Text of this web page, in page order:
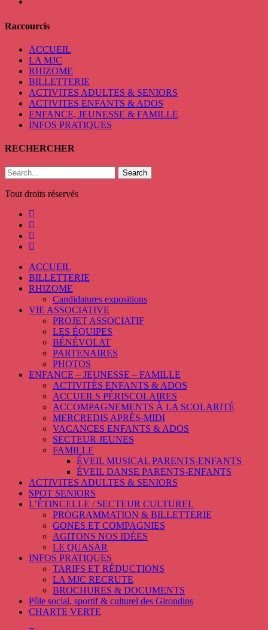
Raccourcis
ACCUEIL
LA MJC
RHIZOME
BILLETTERIE
ACTIVITES ADULTES & SENIORS
ACTIVITES ENFANTS & ADOS
ENFANCE, JEUNESSE & FAMILLE
INFOS PRATIQUES
RECHERCHER
Search
Tout droits réservés
ACCUEIL
BILLETTERIE
RHIZOME
Candidatures expositions
VIE ASSOCIATIVE
PROJET ASSOCIATIF
LES ÉQUIPES
BÉNÉVOLAT
PARTENAIRES
PHOTOS
ENFANCE – JEUNESSE – FAMILLE
ACTIVITÉS ENFANTS & ADOS
ACCUEILS PÉRISCOLAIRES
ACCOMPAGNEMENTS À LA SCOLARITÉ
MERCREDIS APRÈS-MIDI
VACANCES ENFANTS & ADOS
SECTEUR JEUNES
FAMILLE
ÉVEIL MUSICAL PARENTS-ENFANTS
ÉVEIL DANSE PARENTS-ENFANTS
ACTIVITES ADULTES & SENIORS
SPOT SENIORS
L’ÉTINCELLE / SECTEUR CULTUREL
PROGRAMMATION & BILLETTERIE
GONES ET COMPAGNIES
AGITONS NOS IDÉES
LE QUASAR
INFOS PRATIQUES
TARIFS ET RÉDUCTIONS
LA MJC RECRUTE
BROCHURES & DOCUMENTS
Pôle social, sportif & culturel des Girondins
CHARTE VERTE